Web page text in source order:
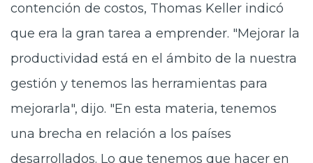
contención de costos, Thomas Keller indicó
que era la gran tarea a emprender. "Mejorar la
productividad está en el ámbito de la nuestra
gestión y tenemos las herramientas para
mejorarla", dijo. "En esta materia, tenemos
una brecha en relación a los países
desarrollados. Lo que tenemos que hacer en